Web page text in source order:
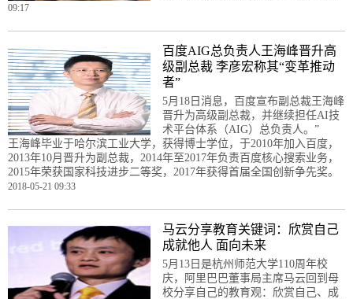
09:17
百度AIG总负责人王海峰晋升高
级副总裁 李彦宏称其“变革推动
者”
5月18日消息，百度宣布副总裁王海峰
晋升为高级副总裁，并继续担任AI技
术平台体系（AIG）总负责人。”
王海峰毕业于哈尔滨工业大学，获得博士学位，于2010年加入百度，
2013年10月晋升为副总裁，2014年至2017年负责百度核心搜索业务，
2015年荣获国家科技进步二等奖，2017年获得首届全国创新争先奖。
2018-05-21 09:33
马云分享教育关键词：欣赏自己
成就他人 面向未来
5月13日是杭州师范大学110周年校
庆，阿里巴巴董事局主席马云回到母
校分享自己的教育观：欣赏自己、成